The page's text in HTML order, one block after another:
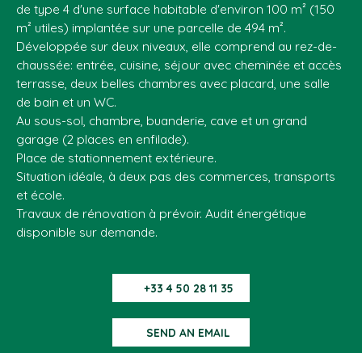
de type 4 d'une surface habitable d'environ 100 m² (150
m² utiles) implantée sur une parcelle de 494 m².
Développée sur deux niveaux, elle comprend au rez-de-
chaussée: entrée, cuisine, séjour avec cheminée et accès
terrasse, deux belles chambres avec placard, une salle
de bain et un WC.
Au sous-sol, chambre, buanderie, cave et un grand
garage (2 places en enfilade).
Place de stationnement extérieure.
Situation idéale, à deux pas des commerces, transports
et école.
Travaux de rénovation à prévoir. Audit énergétique
disponible sur demande.
+33 4 50 28 11 35
SEND AN EMAIL